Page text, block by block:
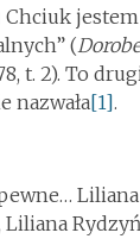
(
t. 2). To
nazwała[1].